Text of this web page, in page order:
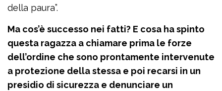
della paura”.
Ma cos’è successo nei fatti? E cosa ha spinto
questa ragazza a chiamare prima le forze
dell’ordine che sono prontamente intervenute
a protezione della stessa e poi recarsi in un
presidio di sicurezza e denunciare un